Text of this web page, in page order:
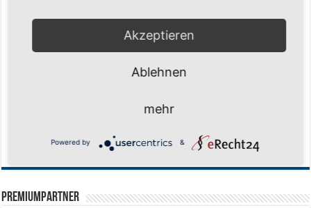
Regionalliga-Meister SV Haspe 70 12. Mai 2026
11. Mai 2026
Mission Titelverteidigung: LOCO Express greift nach dem fünften Titel in
Finale, Teil 2: Alle ins Hasper Ufo 6. Mai 2026
PREMIUMPARTNER
Akzeptieren
Ablehnen
mehr
Powered by &